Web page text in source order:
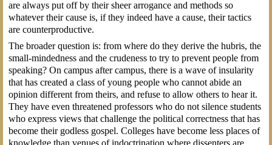
are always put off by their sheer arrogance and methods so
whatever their cause is, if they indeed have a cause, their tactics
are counterproductive.
The broader question is: from where do they derive the hubris, the
small-mindedness and the crudeness to try to prevent people from
speaking? On campus after campus, there is a wave of insularity
that has created a class of young people who cannot abide an
opinion different from theirs, and refuse to allow others to hear it.
They have even threatened professors who do not silence students
who express views that challenge the political correctness that has
become their godless gospel. Colleges have become less places of
knowledge than venues of indoctrination where dissenters are